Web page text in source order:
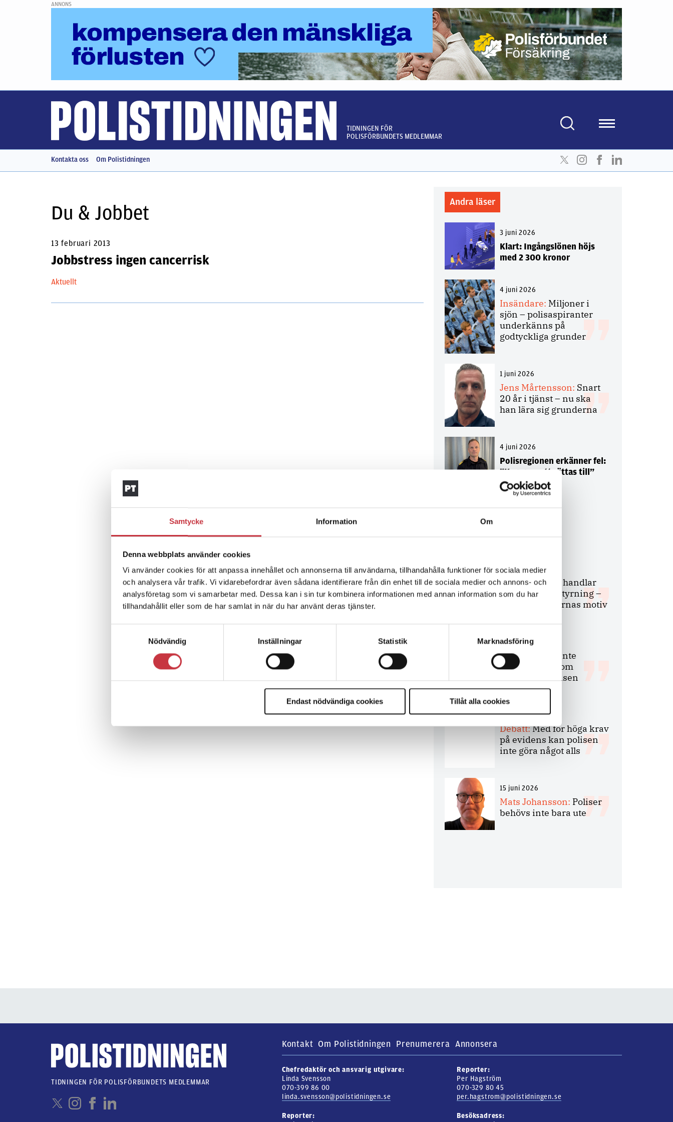
Samtycke Information Om
Denna webbplats använder cookies
Vi använder cookies för att anpassa innehållet och annonserna till användarna, tillhandahålla funktioner för sociala medier
och analysera vår trafik. Vi vidarebefordrar även sådana identifierare från din enhet till de sociala medier och annons- och
analysföretag som vi samarbetar med. Dessa kan i sin tur kombinera informationen med annan information som du har
tillhandahållit eller som de har samlat in när du har använt deras tjänster.
Nödvändig
Inställningar Statistik Marknadsföring
Endast nödvändiga cookies Tillåt alla cookies
ANNONS
TIDNINGEN FÖR
POLISFÖRBUNDETS MEDLEMMAR
Kontakta oss Om Polistidningen
Du & Jobbet
13 februari 2013
Jobbstress ingen cancerrisk
Aktuellt
Andra läser
3 juni 2026
Klart: Ingångslönen höjs
med 2 300 kronor
4 juni 2026
Insändare: Miljoner i
sjön – polisaspiranter
underkänns på
godtyckliga grunder
1 juni 2026
Jens Mårtensson: Snart
20 år i tjänst – nu ska
han lära sig grunderna
4 juni 2026
Polisregionen erkänner fel:
”Kommer att rättas till”
Debatt
9 juli 2026
Slutreplik:Det handlar
om kunskapsstyrning –
inte om forskarnas motiv
8 juli 2026
Replik:
Det är inte
evidenskrav som
bakbinder polisen
7 juli 2026
Debatt:Med för höga krav
på evidens kan polisen
inte göra något alls
15 juni 2026
Mats Johansson: Poliser
behövs inte bara ute
Kontakt Om Polistidningen Prenumerera Annonsera
Chefredaktör och ansvarig utgivare:
Linda Svensson
070-399 86 00
linda.svensson@polistidningen.se
Reporter:
Per Hagström
070-329 80 45
per.hagstrom@polistidningen.se
Reporter:
Besöksadress:
TIDNINGEN FÖR POLISFÖRBUNDETS MEDLEMMAR